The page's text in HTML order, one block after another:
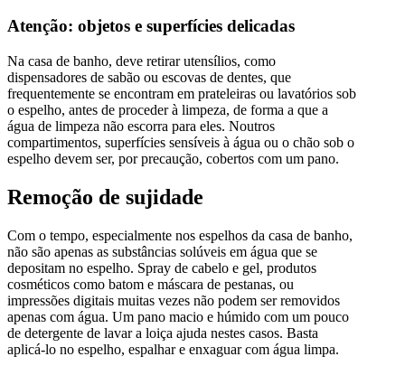
Atenção: objetos e superfícies delicadas
Na casa de banho, deve retirar utensílios, como
dispensadores de sabão ou escovas de dentes, que
frequentemente se encontram em prateleiras ou lavatórios sob
o espelho, antes de proceder à limpeza, de forma a que a
água de limpeza não escorra para eles. Noutros
compartimentos, superfícies sensíveis à água ou o chão sob o
espelho devem ser, por precaução, cobertos com um pano.
Remoção de sujidade
Com o tempo, especialmente nos espelhos da casa de banho,
não são apenas as substâncias solúveis em água que se
depositam no espelho. Spray de cabelo e gel, produtos
cosméticos como batom e máscara de pestanas, ou
impressões digitais muitas vezes não podem ser removidos
apenas com água. Um pano macio e húmido com um pouco
de detergente de lavar a loiça ajuda nestes casos. Basta
aplicá-lo no espelho, espalhar e enxaguar com água limpa.